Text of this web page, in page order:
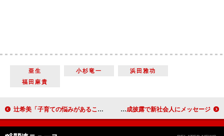
亜生 小杉竜一
浜田雅功
福田麻貴
辻希美「子育ての悩みがあることは幸せ」 育児で心掛けていることは「周りと比べないこと」 横浜流星「人生は一度きり。後悔のないように過ごして」 映画『ヴィレッジ』完成披露で新社会人にメッセージ